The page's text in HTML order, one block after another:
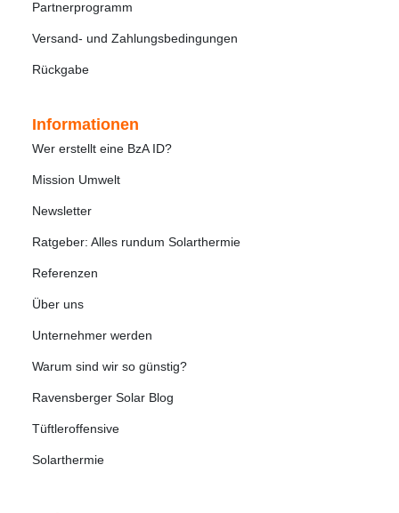
Partnerprogramm
Versand- und Zahlungsbedingungen
Rückgabe
Informationen
Wer erstellt eine BzA ID?
Mission Umwelt
Newsletter
Ratgeber: Alles rundum Solarthermie
Referenzen
Über uns
Unternehmer werden
Warum sind wir so günstig?
Ravensberger Solar Blog
Tüftleroffensive
Solarthermie